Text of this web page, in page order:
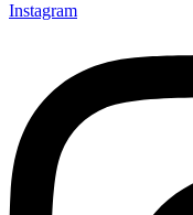
Instagram